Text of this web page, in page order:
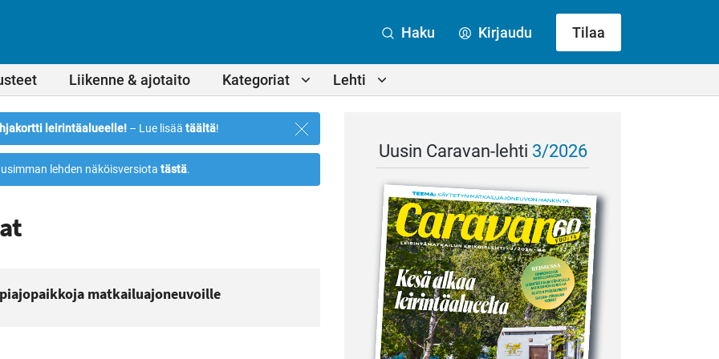
Liikenne & ajotaito Kategoriat Lehti
Haku Kirjaudu Tilaa
leirintäalueelle! – Lue lisää täältä!
Sulje
ilmoitus
lehden näköisversiota tästä.
matkailuajoneuvoille
Uusin Caravan-lehti 3/2026